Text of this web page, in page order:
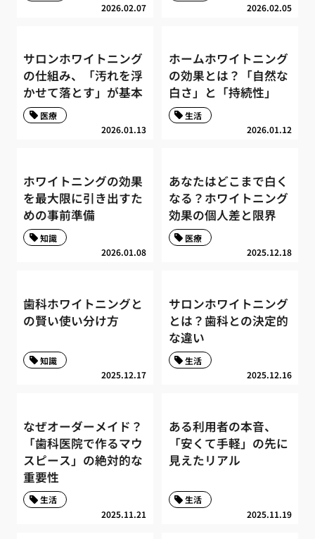
2026.02.07 2026.02.05
サロンホワイトニング
の仕組み、「汚れを浮
かせて落とす」が基本
2026.01.13
医療
ホームホワイトニング
の効果とは？「自然な
白さ」と「持続性」
2026.01.12
生活
ホワイトニングの効果
を最大限に引き出すた
めの事前準備
2026.01.08
知識
あなたはどこまで白く
なる？ホワイトニング
効果の個人差と限界
2025.12.18
医療
歯科ホワイトニングと
の賢い使い分け方
2025.12.17
知識
サロンホワイトニング
とは？歯科との決定的
な違い
2025.12.16
生活
なぜオーダーメイド？
「歯科医院で作るマウ
スピース」の絶対的な
重要性
2025.11.21
生活
ある利用者の本音、
「安くて手軽」の先に
見えたリアル
2025.11.19
生活